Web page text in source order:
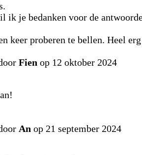
ik je bedanken voor de
keer proberen te bellen. Heel
Fien op 12 oktober 2024
An op 21 september 2024